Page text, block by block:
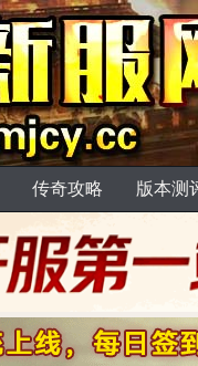
传奇攻略 版本测